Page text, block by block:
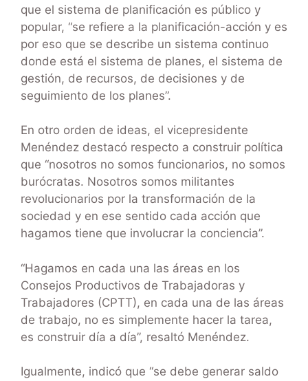
que el sistema de planificación es público y
popular, “se refiere a la planificación-acción y es
por eso que se describe un sistema continuo
donde está el sistema de planes, el sistema de
gestión, de recursos, de decisiones y de
seguimiento de los planes”.
En otro orden de ideas, el vicepresidente
Menéndez destacó respecto a construir política
que “nosotros no somos funcionarios, no somos
burócratas. Nosotros somos militantes
revolucionarios por la transformación de la
sociedad y en ese sentido cada acción que
hagamos tiene que involucrar la conciencia”.
“Hagamos en cada una las áreas en los
Consejos Productivos de Trabajadoras y
Trabajadores (CPTT), en cada una de las áreas
de trabajo, no es simplemente hacer la tarea,
es construir día a día”, resaltó Menéndez.
Igualmente, indicó que “se debe generar saldo